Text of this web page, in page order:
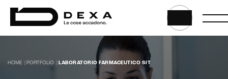
HOME PORTFOLIO LABORATORIO FARMACEUTICO SIT